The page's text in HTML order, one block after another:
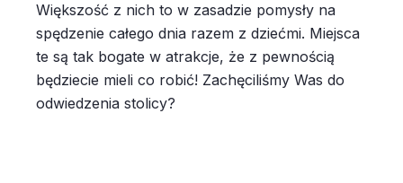
Większość z nich to w zasadzie pomysły na
spędzenie całego dnia razem z dziećmi. Miejsca
te są tak bogate w atrakcje, że z pewnością
będziecie mieli co robić! Zachęciliśmy Was do
odwiedzenia stolicy?